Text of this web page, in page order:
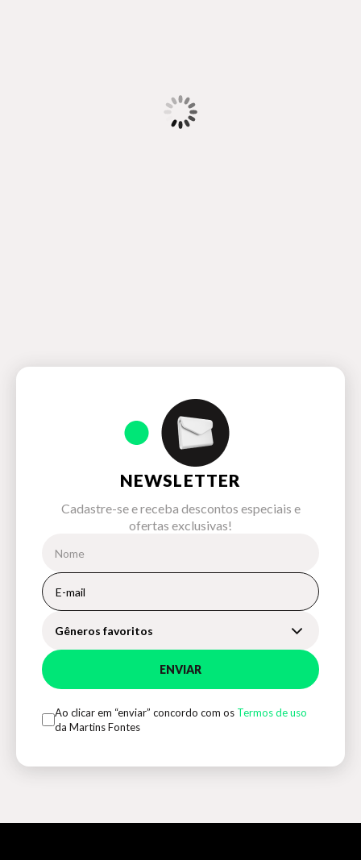
NEWSLETTER
Cadastre-se e receba descontos especiais e
ofertas exclusivas!
Gêneros favoritos
ENVIAR
Ao clicar em “enviar” concordo com os Termos de uso
da Martins Fontes